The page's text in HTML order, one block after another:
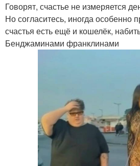
Говорят, счастье не измеряется
Но согласитесь, иногда особенно
счастья есть ещё и кошелёк,
Бенджаминами франклинами